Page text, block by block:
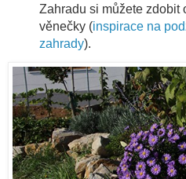
Zahradu si můžete zdobit
věnečky (inspirace na
zahrady).